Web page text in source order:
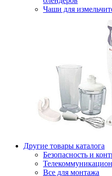
Чаши для
Другие товары каталога
Безопасность и
Все для монтажа